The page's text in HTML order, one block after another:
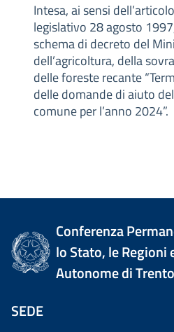
Intesa, ai sensi
legislativo 28 agosto
schema di decreto del
dell’agricoltura, della
delle foreste recante
delle domande di aiuto
comune per l’anno 2024”.
Conferenza
lo Stato, le Regioni
Autonome di
SEDE